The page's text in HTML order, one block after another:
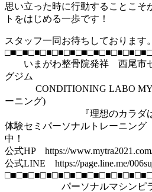
思い立った時に行動することこそ
トをはじめる一歩です！
スタッフ一同お待ちしております。
いまがわ整骨院発祥 西尾市セ
グジム
CONDITIONING LABO MY
ーニング)
『理想のカラダは習
体験セミパーソナルトレーニング
中！
公式HP https://
公式LINE https://page.line.me/
パーソナルマシンピラテ